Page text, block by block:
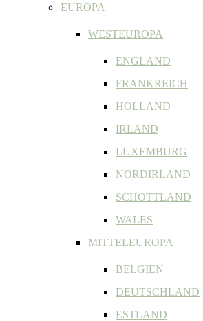
EUROPA
WESTEUROPA
ENGLAND
FRANKREICH
HOLLAND
IRLAND
LUXEMBURG
NORDIRLAND
SCHOTTLAND
WALES
MITTELEUROPA
BELGIEN
DEUTSCHLAND
ESTLAND